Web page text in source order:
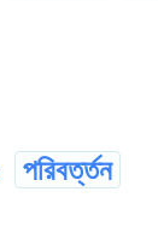
পরিবর্ত্তন